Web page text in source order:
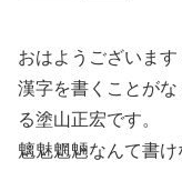
おはようございます
漢字を書くことが
る塗山正宏です。
魑魅魍魎なんて書